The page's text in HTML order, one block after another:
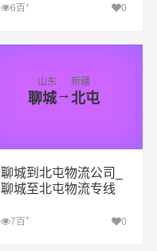
6百+ 0
查看详细
山东
聊城→
新疆
北屯
聊城到北屯物流公司_
聊城至北屯物流专线
7百+ 0